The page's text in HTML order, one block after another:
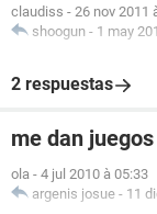
claudiss - 26 nov 2011
shoogun - 1 may
2 respuestas
me dan
ola - 4 jul 2010 à 05:33
argenis josue - 11